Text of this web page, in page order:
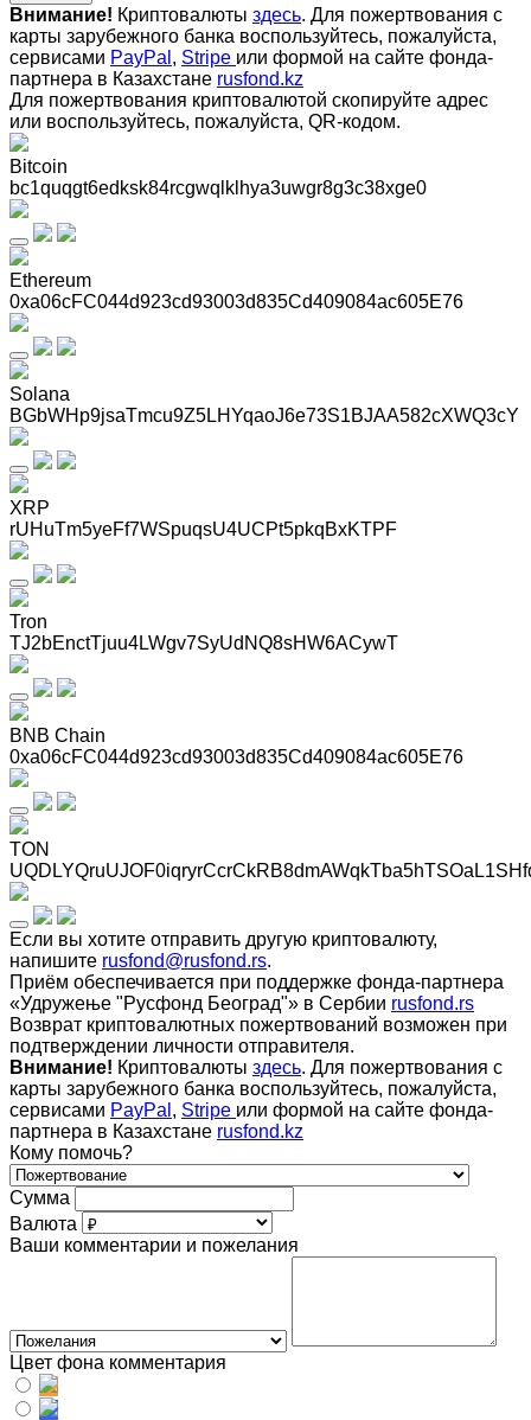
Внимание! Криптовалюты здесь. Для пожертвования с
карты зарубежного банка воспользуйтесь, пожалуйста,
сервисами PayPal , Stripe или формой на сайте фонда-
партнера в Казахстане rusfond.kz
Для пожертвования криптовалютой скопируйте адрес
или воспользуйтесь, пожалуйста, QR-кодом.
Bitcoin
bc1quqgt6edksk84rcgwqlklhya3uwgr8g3c38xge0
Ethereum
0xa06cFC044d923cd93003d835Cd409084ac605E76
Solana
BGbWHp9jsaTmcu9Z5LHYqaoJ6e73S1BJAA582cXWQ3cY
XRP
rUHuTm5yeFf7WSpuqsU4UCPt5pkqBxKTPF
Tron
TJ2bEnctTjuu4LWgv7SyUdNQ8sHW6ACywT
BNB Chain
0xa06cFC044d923cd93003d835Cd409084ac605E76
TON
Если вы хотите отправить другую криптовалюту,
напишите rusfond@rusfond.rs.
Приём обеспечивается при поддержке фонда-партнера
«Удружење "Русфонд Београд"» в Сербии rusfond.rs
Возврат криптовалютных пожертвований возможен при
подтверждении личности отправителя.
Внимание! Криптовалюты здесь. Для пожертвования с
карты зарубежного банка воспользуйтесь, пожалуйста,
сервисами PayPal , Stripe или формой на сайте фонда-
партнера в Казахстане rusfond.kz
Кому помочь?
Сумма
Валюта
Ваши комментарии и пожелания
Цвет фона комментария